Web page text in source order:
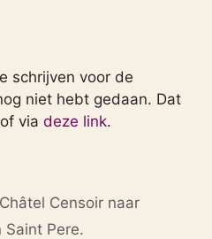
schrijven voor de
niet hebt gedaan. Dat
via deze link.
Censoir naar
Saint Pere.